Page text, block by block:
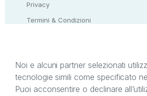
Privacy
Termini & Condizioni
Il presente sito web è di proprietà di
Noi e alcuni partner selezionati
tecnologie simili come specificato
Puoi acconsentire o declinare